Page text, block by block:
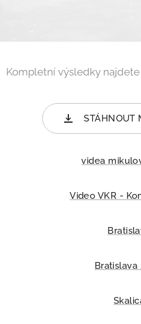
Kompletní výsledky najdete
STÁHNOUT
videa
Video VKR -
Bratislava